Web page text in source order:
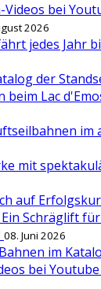
bei
2026
jedes Jahr
der
beim Lac
im
mit
auf
Schräglift
08. Juni 2026
im
bei Youtube